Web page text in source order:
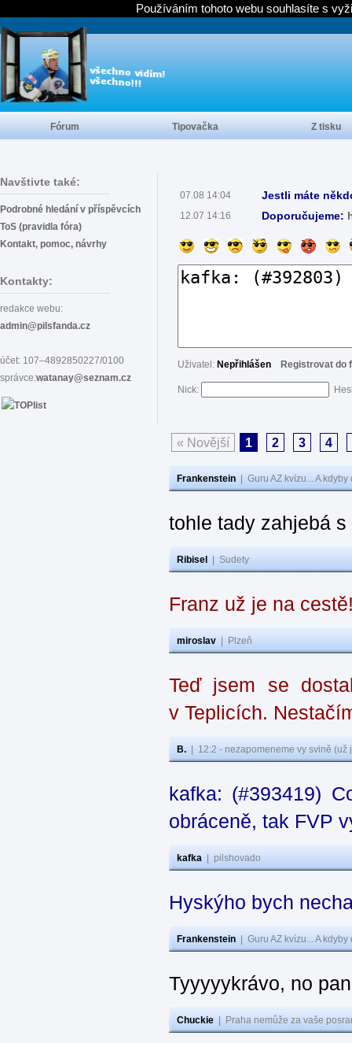
Navštivte také:
Podrobné hledání v příspěvcích
ToS (pravidla fóra)
Kontakt, pomoc, návrhy
Kontakty:
redakce webu:
admin@pilsfanda.cz
účet: 107–4892850227/0100
správce:watanay@seznam.cz
07.08 14:04 Jestli máte
12.07 14:16 Doporučujeme:
Uživatel: Nepřihlášen Registrovat do
Nick:
« Novější 1 2 3 4
Frankenstein Guru AZ kvízu... A
tohle tady zahjebá
Ribisel Sudety
Franz už je na
miroslav Plzeň
Teď jsem se
v Teplicích.
B. 12:2 - nezapomeneme vy svině
kafka: (#393419)
obráceně, tak FVP
kafka pilshovado
Hyskýho bych
Frankenstein Guru AZ kvízu... A
Tyyyyykrávo, no
Chuckie Praha nemůže za vaše
Fórum Tipovačka Z tisku
Používáním tohoto webu souhlasíte s